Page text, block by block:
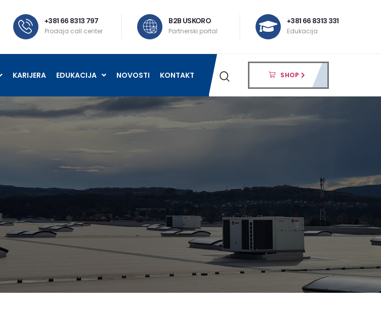
+381 66 8313 797
Prodaja call center
B2B USKORO
Partnerski portal
+381 66 8313 331
Edukacija
KARIJERA EDUKACIJA NOVOSTI KONTAKT SHOP